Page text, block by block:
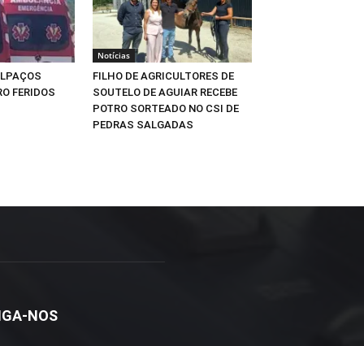
FERIDOS
Notícias
FILHO DE AGRICULTORES DE
SOUTELO DE AGUIAR RECEBE
POTRO SORTEADO NO CSI DE
PEDRAS SALGADAS
NOS